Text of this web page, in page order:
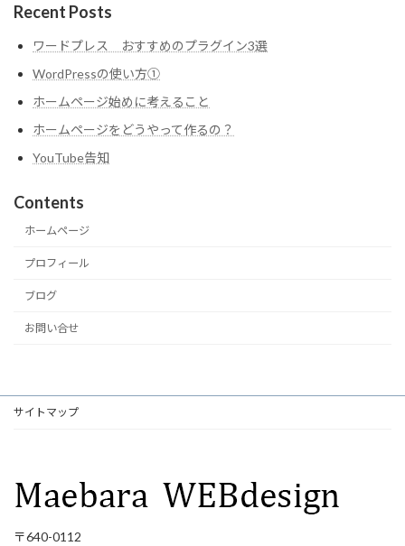
Recent Posts
ワードプレス おすすめのプラグイン3選
WordPressの使い方①
ホームページ始めに考えること
ホームページをどうやって作るの？
YouTube告知
Contents
ホームページ
プロフィール
ブログ
お問い合せ
サイトマップ
〒640-0112